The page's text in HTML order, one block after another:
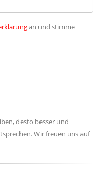
an und stimme
desto besser und
Wir freuen uns auf